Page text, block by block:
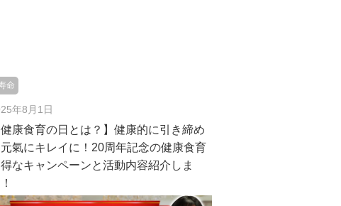
命
年8月1日
健康食育の日とは？】健康的に引き締め
氣にキレイに！20周年記念の健康食育
なキャンペーンと活動内容紹介しま